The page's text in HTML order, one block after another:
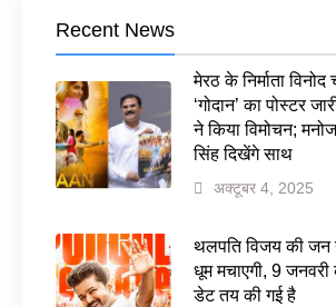
Recent News
मेरठ के निर्माता
‘गोदान’ का पोस्टर
ने किया विमोचन;
सिंह दिखेंगे साथ
अक्टूबर 4, 2025
थलपति विजय की
धूम मचाएगी, 9
डेट तय की गई है